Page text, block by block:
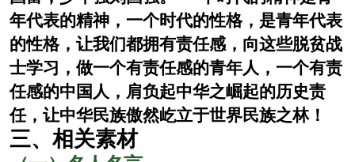
年代表的精神，一个时代的性格，是青年代表
的性格，让我们都拥有责任感，向这些脱贫战
士学习，做一个有责任感的青年人，一个有责
任感的中国人，肩负起中华之崛起的历史责
任，让中华民族傲然屹立于世界民族之林！
三、相关素材